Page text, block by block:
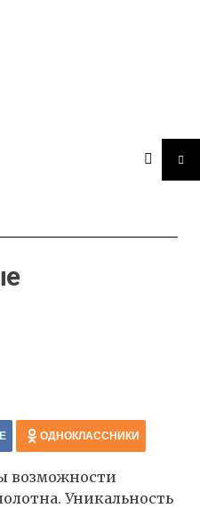
ОДНОКЛАССНИКИ
возможности
Уникальность